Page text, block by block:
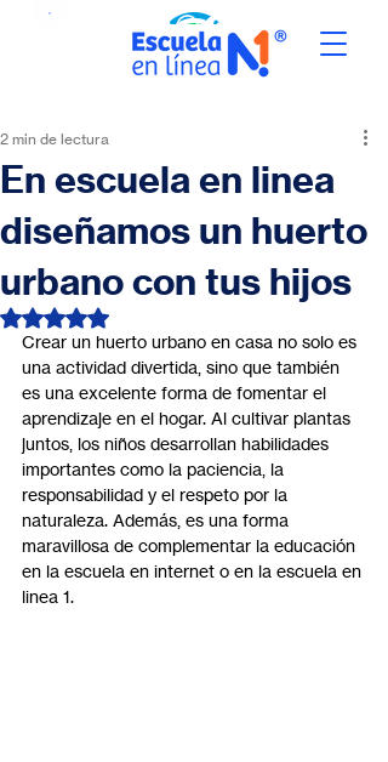
En escuela en linea
diseñamos un huerto
urbano con tus hijos
2 min de lectura
Obtuvo NaN de 5 estrellas.
Crear un huerto urbano en casa no solo es
una actividad divertida, sino que también
es una excelente forma de fomentar el
aprendizaje en el hogar. Al cultivar plantas
juntos, los niños desarrollan habilidades
importantes como la paciencia, la
responsabilidad y el respeto por la
naturaleza. Además, es una forma
maravillosa de complementar la educación
en la escuela en internet o en la escuela en
linea 1.